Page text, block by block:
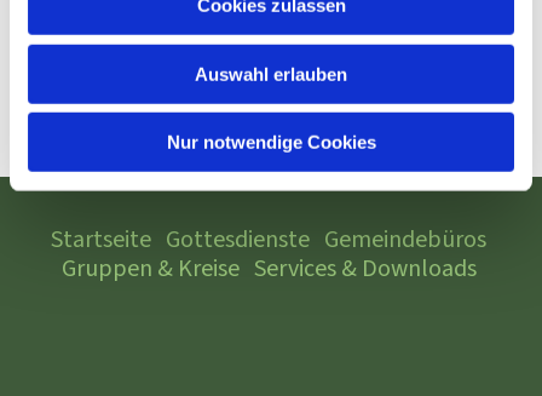
Cookies zulassen
Auswahl erlauben
Nur notwendige Cookies
Startseite Gottesdienste Gemeindebüros
Gruppen & Kreise Services & Downloads